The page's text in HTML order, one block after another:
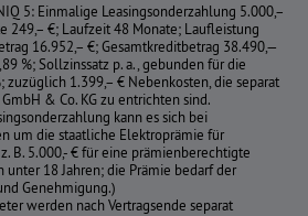
5: Einmalige Leasingsonderzahlung 5.000,–
249,– €; Laufzeit 48 Monate; Laufleistung
16.952,– €; Gesamtkreditbetrag 38.490,—
%; Sollzinssatz p. a., gebunden für die
zuzüglich 1.399,– € Nebenkosten, die separat
& Co. KG zu entrichten sind.
kann es sich bei
um die staatliche Elektroprämie für
B. 5.000,- € für eine prämienberechtigte
18 Jahren; die Prämie bedarf der
Genehmigung.)
werden nach Vertragsende separat